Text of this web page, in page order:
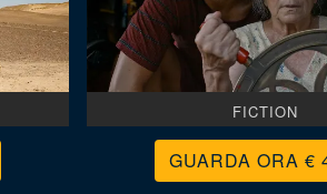
FICTION
€